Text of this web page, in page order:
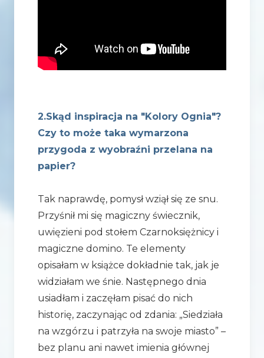
2.Skąd inspiracja na "Kolory Ognia"?
Czy to może taka wymarzona
przygoda z wyobraźni przelana na
papier?
Tak naprawdę, pomysł wziął się ze snu.
Przyśnił mi się magiczny świecznik,
uwięzieni pod stołem Czarnoksiężnicy i
magiczne domino. Te elementy
opisałam w książce dokładnie tak, jak je
widziałam we śnie. Następnego dnia
usiadłam i zaczęłam pisać do nich
historię, zaczynając od zdania: „Siedziała
na wzgórzu i patrzyła na swoje miasto” –
bez planu ani nawet imienia głównej